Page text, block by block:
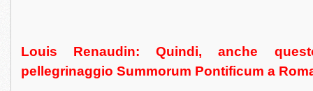
Louis Renaudin: Quindi, anche
pellegrinaggio Summorum Pontificum a